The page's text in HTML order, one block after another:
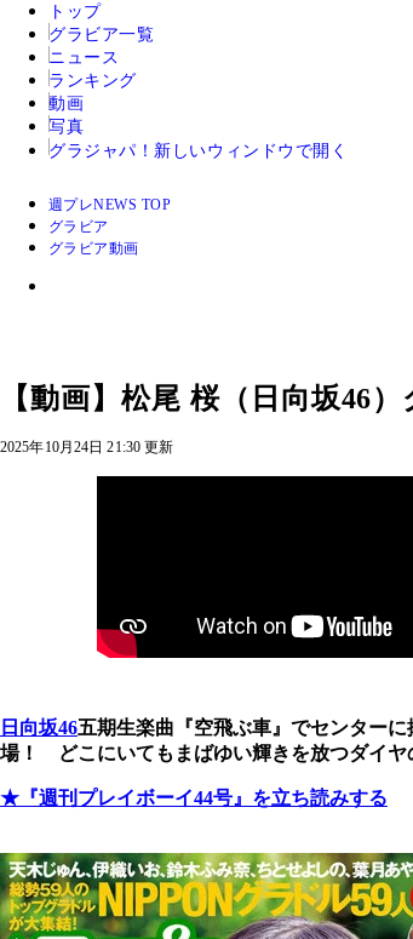
トップ
グラビア一覧
ニュース
ランキング
動画
写真
グラジャパ！ 新しいウィンドウで開く
週プレNEWS TOP
グラビア
グラビア動画
【動画】松尾 桜（日向坂46
2025年10月24日 21:30 更新
日向坂46五期生楽曲『空飛ぶ車』でセンター
場！ どこにいてもまばゆい輝きを放つダイヤ
★『週刊プレイボーイ44号』を立ち読みする